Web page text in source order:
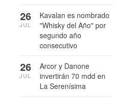
Kavalan es nombrado
"Whisky del Año" por
segundo año
consecutivo
26
JUL
Arcor y Danone
invertirán 70 mdd en
La Serenísima
26
JUL